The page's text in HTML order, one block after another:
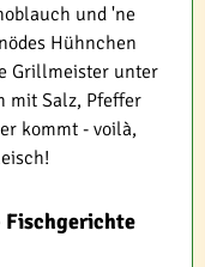
und 'ne
Hühnchen
Grillmeister unter
mit Salz, Pfeffer
kommt - voilà,
Fischgerichte